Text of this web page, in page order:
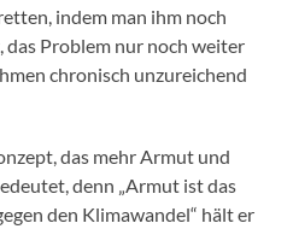
indem man ihm noch
das Problem nur noch weiter
chronisch unzureichend
das mehr Armut und
denn „Armut ist das
den Klimawandel“ hält er